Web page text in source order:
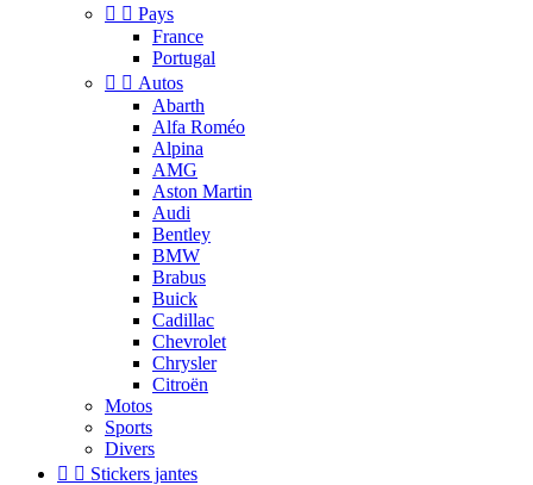
  Pays
France
Portugal
  Autos
Abarth
Alfa Roméo
Alpina
AMG
Aston Martin
Audi
Bentley
BMW
Brabus
Buick
Cadillac
Chevrolet
Chrysler
Citroën
Motos
Sports
Divers
  Stickers jantes